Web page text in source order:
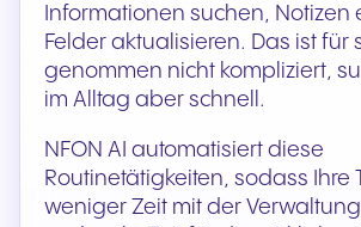
Informationen suchen, Notizen
Felder aktualisieren. Das ist für
genommen nicht kompliziert,
im Alltag aber schnell.
NFON AI automatisiert diese
Routinetätigkeiten, sodass Ihre
weniger Zeit mit der